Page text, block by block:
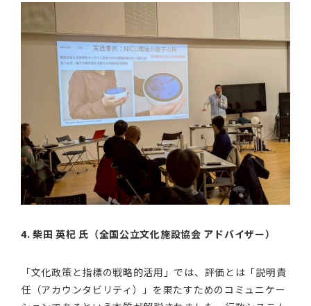
4. 柴田 英杞 氏（全国公立文化施設協会 アドバイザー）
「文化政策と指標の戦略的活用」では、評価とは「説明責
任（アカウンタビリティ）」を果たすためのコミュニケー